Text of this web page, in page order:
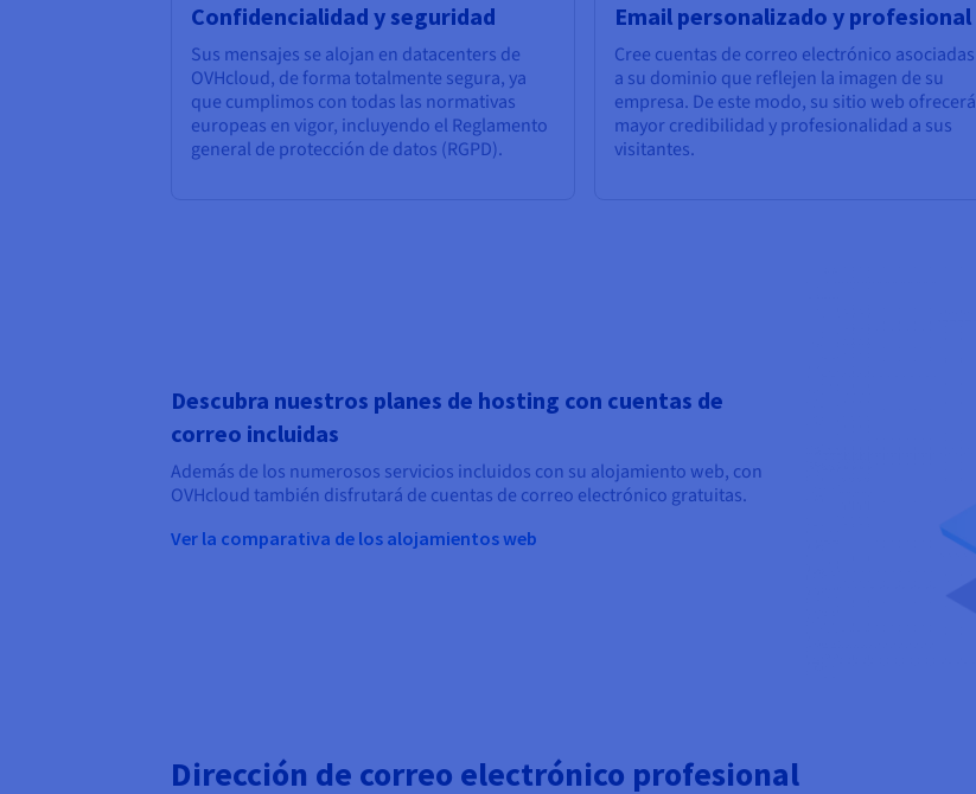
Confidencialidad y seguridad
Sus mensajes se alojan en datacenters de
OVHcloud, de forma totalmente segura, ya
que cumplimos con todas las normativas
europeas en vigor, incluyendo el Reglamento
general de protección de datos (RGPD).
Email personalizado y profesional
Cree cuentas de correo electrónico asociadas
a su dominio que reflejen la imagen de su
empresa. De este modo, su sitio web ofrecerá
mayor credibilidad y profesionalidad a sus
visitantes.
Descubra nuestros planes de hosting con cuentas de
correo incluidas
Además de los numerosos servicios incluidos con su alojamiento web, con
OVHcloud también disfrutará de cuentas de correo electrónico gratuitas.
Ver la comparativa de los alojamientos web
Dirección de correo electrónico profesional